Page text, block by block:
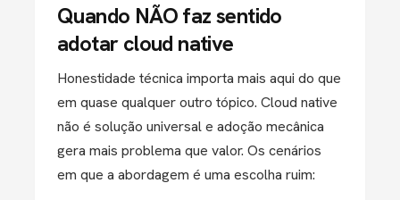
Quando NÃO faz sentido
adotar cloud native
Honestidade técnica importa mais aqui do que
em quase qualquer outro tópico. Cloud native
não é solução universal e adoção mecânica
gera mais problema que valor. Os cenários
em que a abordagem é uma escolha ruim: